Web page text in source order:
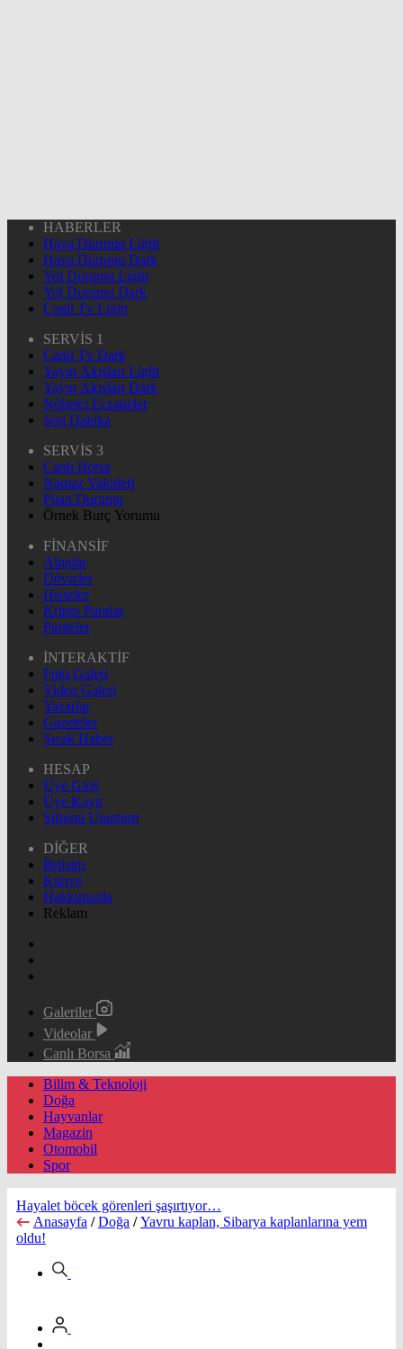
HABERLER
Hava Durumu Light
Hava Durumu Dark
Yol Durumu Light
Yol Durumu Dark
Canlı Tv Light
SERVİS 1
Canlı Tv Dark
Yayın Akışları Light
Yayın Akışları Dark
Nöbetçi Eczaneler
Son Dakika
SERVİS 3
Canlı Borsa
Namaz Vakitleri
Puan Durumu
Örnek Burç Yorumu
FİNANSİF
Altınlar
Dövizler
Hisseler
Kripto Paralar
Pariteler
İNTERAKTİF
Foto Galeri
Video Galeri
Yazarlar
Gazeteler
Sıcak Haber
HESAP
Üye Giriş
Üye Kayıt
Şifremi Unuttum
DİĞER
İletişim
Künye
Hakkımızda
Reklam
Galeriler
Videolar
Canlı Borsa
Bilim & Teknoloji
Doğa
Hayvanlar
Magazin
Otomobil
Spor
Hayalet böcek görenleri şaşırtıyor…
Anasayfa / Doğa / Yavru kaplan, Sibarya kaplanlarına yem
oldu!